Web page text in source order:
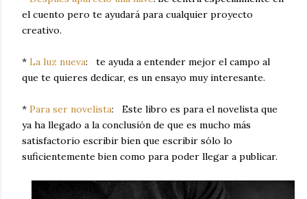
el cuento pero te ayudará para cualquier proyecto
creativo.
* La luz nueva: te ayuda a entender mejor el campo al
que te quieres dedicar, es un ensayo muy interesante.
* Para ser novelista: Este libro es para el novelista que
ya ha llegado a la conclusión de que es mucho más
satisfactorio escribir bien que escribir sólo lo
suficientemente bien como para poder llegar a publicar.